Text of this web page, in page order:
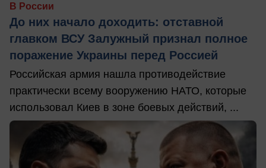
В России
До них начало доходить: отставной
главком ВСУ Залужный признал полное
поражение Украины перед Россией
Российская армия нашла противодействие
практически всему вооружению НАТО, которые
использовал Киев в зоне боевых действий, ...